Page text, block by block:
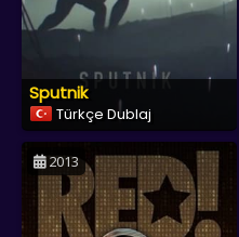
Sputnik
Türkçe Dublaj
2013